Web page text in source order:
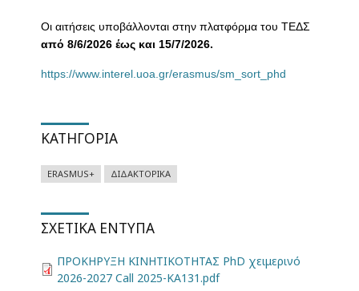
Οι αιτήσεις υποβάλλονται στην πλατφόρμα του ΤΕΔΣ
από 8/6/2026 έως και 15/7/2026.
https://www.interel.uoa.gr/erasmus/sm_sort_phd
ΚΑΤΗΓΟΡΊΑ
ERASMUS+ ΔΙΔΑΚΤΟΡΙΚΆ
ΣΧΕΤΙΚΆ ΈΝΤΥΠΑ
ΠΡΟΚΗΡΥΞΗ ΚΙΝΗΤΙΚΟΤΗΤΑΣ PhD χειμερινό
2026-2027 Call 2025-KA131.pdf